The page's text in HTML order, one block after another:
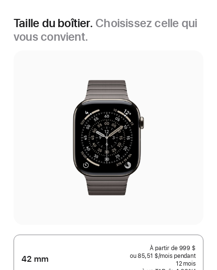
Taille du boîtier. Choisissez celle qui
vous convient.
42 mm
À partir de 999 $
ou 85,51 $/mois par
mois
pendant
12 mois